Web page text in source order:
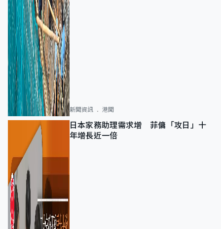
新聞資訊 港聞
日本家務助理需求增 菲傭「攻日」十
年增長近一倍